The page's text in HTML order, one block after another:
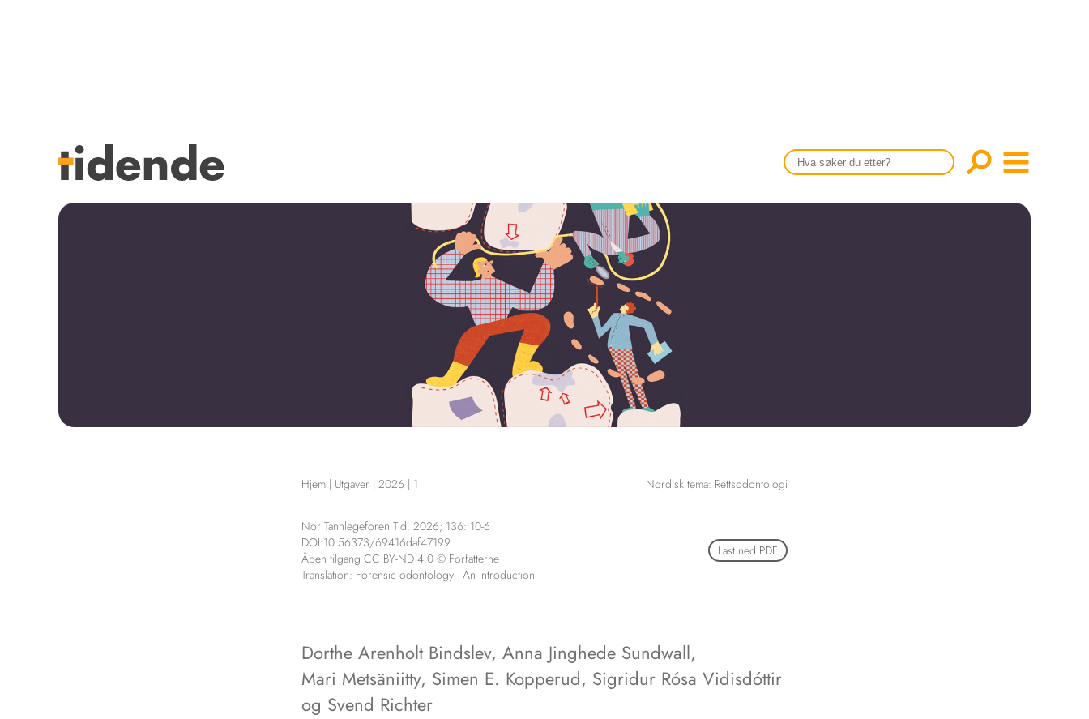
KONTAKT
OM OSS
Hjem | Utgaver | 2026 | 1 Nordisk tema: Rettsodontologi
Nor Tannlegeforen Tid. 2026; 136: 10-6
DOI:10.56373/69416daf47199
Åpen tilgang CC BY-ND 4.0 © Forfatterne
Translation: Forensic odontology - An introduction
Last ned PDF
Dorthe Arenholt Bindslev, Anna Jinghede Sundwall,
Mari Metsäniitty, Simen E. Kopperud, Sigridur Rósa Vidisdóttir
og Svend Richter